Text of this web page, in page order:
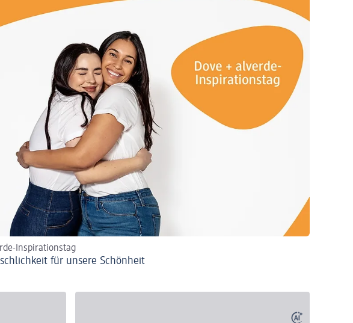
Inspirationstag
für unsere Schönheit